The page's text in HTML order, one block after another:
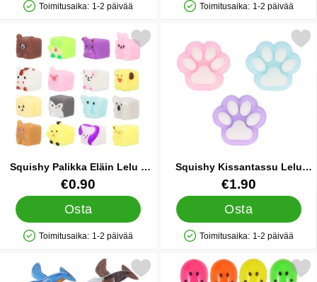
Saatavuus: Varastossa
Toimitusaika: 1-2 päivää
Saatavuus: Varastossa
Toimitusaika: 1-2 päivää
Squishy Palikka Eläin Lelu 3
cm
Tuote.nro 91749
€0.90
Osta
Saatavuus: Varastossa
Toimitusaika: 1-2 päivää
Merkitse squishy Palikka Eläin Lelu 3 cm suosikiksi
Squishy Kissantassu Lelu
Pastelli 5,5 cm
Tuote.nro 91546
€1.90
Osta
Saatavuus: Varastossa
Toimitusaika: 1-2 päivää
Merkitse squishy Kissantassu
Merkitse bird Gliders Liitokone suosikiksiMerkitse mini